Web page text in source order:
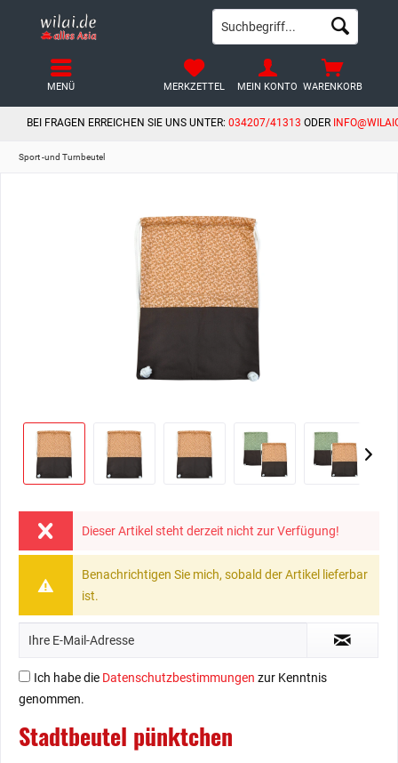
BEI FRAGEN ERREICHEN SIE UNS UNTER: 034207/41313 ODER
WARENKORB
MERKZETTEL MEIN KONTO
MENÜ
Sport -und Turnbeutel
Dieser Artikel steht derzeit nicht zur Verfügung!
Benachrichtigen Sie mich, sobald der Artikel lieferbar
ist.
Ich habe die Datenschutzbestimmungen zur Kenntnis
genommen.
Stadtbeutel pünktchen